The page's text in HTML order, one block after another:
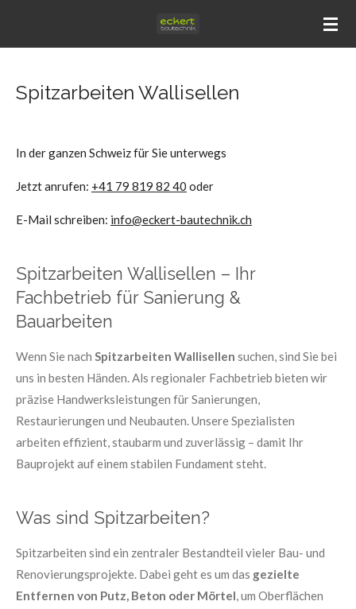
Spitzarbeiten Wallisellen
In der ganzen Schweiz für Sie unterwegs
Jetzt anrufen: +41 79 819 82 40 oder
E-Mail schreiben: info@eckert-bautechnik.ch
Spitzarbeiten Wallisellen – Ihr
Fachbetrieb für Sanierung &
Bauarbeiten
Wenn Sie nach Spitzarbeiten Wallisellen suchen, sind Sie bei
uns in besten Händen. Als regionaler Fachbetrieb bieten wir
präzise Handwerksleistungen für Sanierungen,
Restaurierungen und Neubauten. Unsere Spezialisten
arbeiten effizient, staubarm und zuverlässig – damit Ihr
Bauprojekt auf einem stabilen Fundament steht.
Was sind Spitzarbeiten?
Spitzarbeiten sind ein zentraler Bestandteil vieler Bau- und
Renovierungsprojekte. Dabei geht es um das gezielte
Entfernen von Putz, Beton oder Mörtel, um Oberflächen